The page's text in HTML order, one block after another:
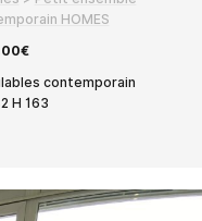
HOMES
€
contemporain
H 163